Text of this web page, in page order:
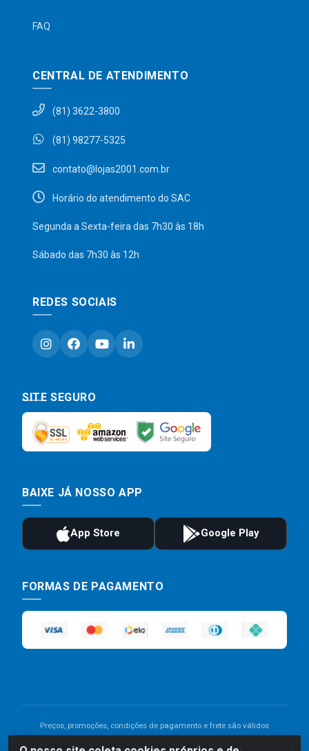
FAQ
CENTRAL DE ATENDIMENTO
(81) 3622-3800
(81) 98277-5325
contato@lojas2001.com.br
Horário do atendimento do SAC
Segunda a Sexta-feira das 7h30 às 18h
Sábado das 7h30 às 12h
REDES SOCIAIS
SITE SEGURO
BAIXE JÁ NOSSO APP
FORMAS DE PAGAMENTO
Preços, promoções, condições de pagamento e frete são válidos